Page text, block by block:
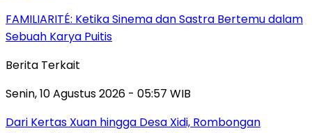
FAMILIARITÉ: Ketika Sinema dan Sastra Bertemu dalam
Sebuah Karya Puitis
Berita Terkait
Senin, 10 Agustus 2026 - 05:57 WIB
Dari Kertas Xuan hingga Desa Xidi, Rombongan